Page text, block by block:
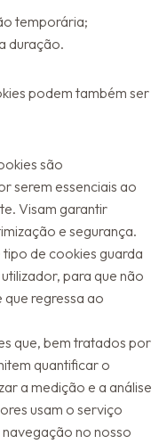
temporária;
duração.
podem também ser
são
serem essenciais ao
Visam garantir
e segurança.
tipo de cookies guarda
para que não
que regressa ao
que, bem tratados por
quantificar o
a medição e a análise
usam o serviço
no nosso